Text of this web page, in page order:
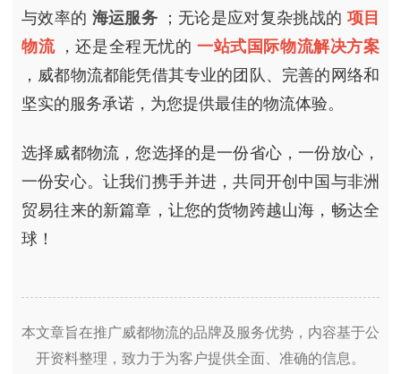
与效率的 海运服务 ；无论是应对复杂挑战的 项目
物流 ，还是全程无忧的一站式国际物流解决方案
，威都物流都能凭借其专业的团队、完善的网络和
坚实的服务承诺，为您提供最佳的物流体验。
选择威都物流，您选择的是一份省心，一份放心，
一份安心。让我们携手并进，共同开创中国与非洲
贸易往来的新篇章，让您的货物跨越山海，畅达全
球！
本文章旨在推广威都物流的品牌及服务优势，内容基于公
开资料整理，致力于为客户提供全面、准确的信息。